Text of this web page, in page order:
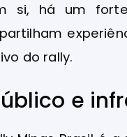
si, há um
do rally.
e